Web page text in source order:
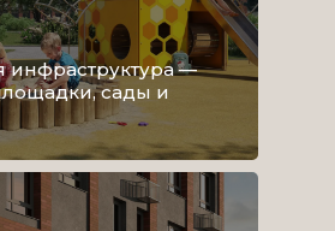
инфраструктура —
сады и